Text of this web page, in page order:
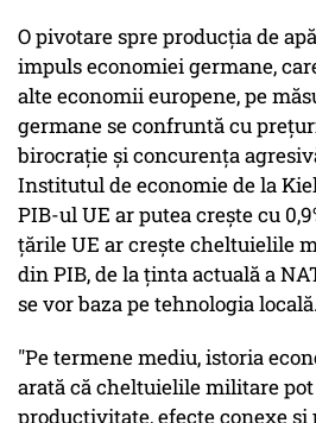
O pivotare spre producţia de
impuls economiei germane,
alte economii europene, pe
germane se confruntă cu
birocraţie şi concurenţa
Institutul de economie de la
PIB-ul UE ar putea creşte cu
ţările UE ar creşte cheltuielile
din PIB, de la ţinta actuală a
se vor baza pe tehnologia locală.
"Pe termene mediu, istoria
arată că cheltuielile militare
productivitate, efecte conexe şi